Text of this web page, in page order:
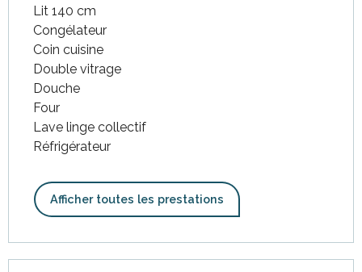
Lit 140 cm
Congélateur
Coin cuisine
Double vitrage
Douche
Four
Lave linge collectif
Réfrigérateur
Afficher toutes les prestations